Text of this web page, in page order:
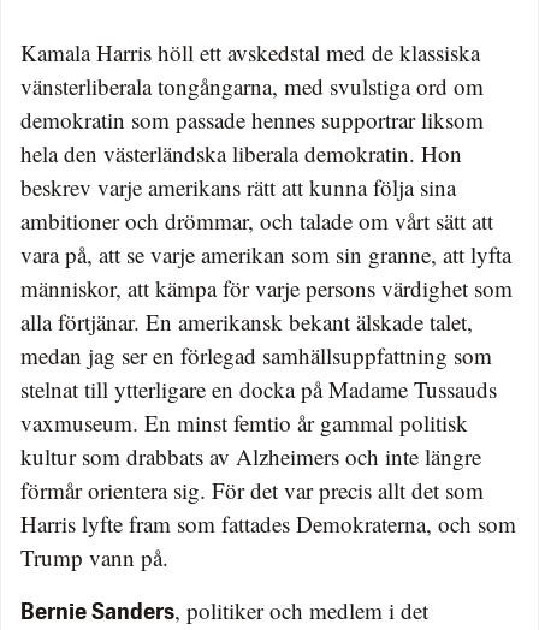
Kamala Harris höll ett avskedstal med de klassiska
vänsterliberala tongångarna, med svulstiga ord om
demokratin som passade hennes supportrar liksom
hela den västerländska liberala demokratin. Hon
beskrev varje amerikans rätt att kunna följa sina
ambitioner och drömmar, och talade om vårt sätt att
vara på, att se varje amerikan som sin granne, att lyfta
människor, att kämpa för varje persons värdighet som
alla förtjänar. En amerikansk bekant älskade talet,
medan jag ser en förlegad samhällsuppfattning som
stelnat till ytterligare en docka på Madame Tussauds
vaxmuseum. En minst femtio år gammal politisk
kultur som drabbats av Alzheimers och inte längre
förmår orientera sig. För det var precis allt det som
Harris lyfte fram som fattades Demokraterna, och som
Trump vann på.
Bernie Sanders, politiker och medlem i det